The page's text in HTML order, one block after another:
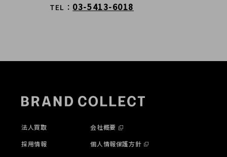
TEL 03-5413-6018
法人買取
採用情報
会社概要
個人情報保護方針